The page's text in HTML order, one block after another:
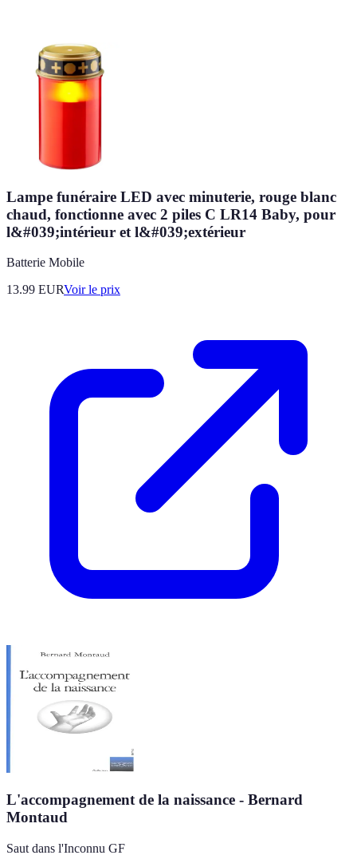
Lampe funéraire LED avec minuterie, rouge blanc
chaud, fonctionne avec 2 piles C LR14 Baby, pour
l&#039;intérieur et l&#039;extérieur
Batterie Mobile
13.99 EURVoir le prix
L'accompagnement de la naissance - Bernard
Montaud
Saut dans l'Inconnu GF